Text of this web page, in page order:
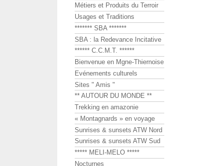
Métiers et Produits du Terroir
Usages et Traditions
******* SBA *******
SBA : la Redevance Incitative
****** C.C.M.T. ******
Bienvenue en Mgne-Thiernoise
Evénements culturels
Sites " Amis "
** AUTOUR DU MONDE **
Trekking en amazonie
« Montagnards » en voyage
Sunrises & sunsets ATW Nord
Sunrises & sunsets ATW Sud
***** MELI-MELO *****
Nocturnes